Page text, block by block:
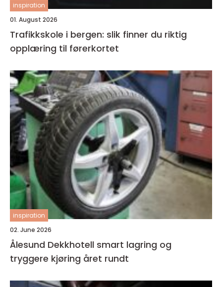
inspiration
01. August 2026
Trafikkskole i bergen: slik finner du riktig
opplæring til førerkortet
inspiration
02. June 2026
Ålesund Dekkhotell smart lagring og
tryggere kjøring året rundt